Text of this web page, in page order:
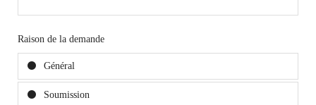
Raison de la demande
Général
Soumission